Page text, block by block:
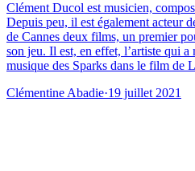
Clément Ducol est musicien,
Depuis peu, il est également acteur
de Cannes deux films, un premier
son jeu. Il est, en effet, l’artiste qui a
musique des Sparks dans le film
Clémentine Abadie·19 juillet 2021